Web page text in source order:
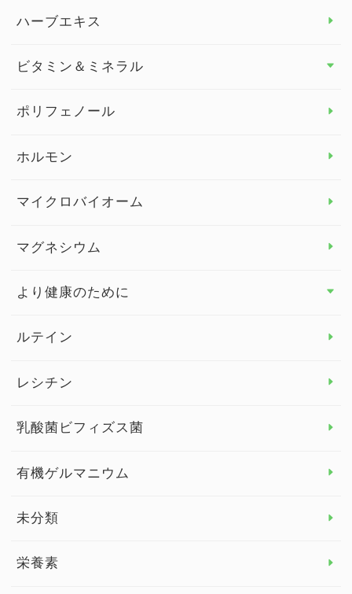
健康セミナー
ダイエット トップ
ハーブエキス
ビタミン＆ミネラル
ビタミン＆ミネラル トップ
ビタミンE
ポリフェノール
ホルモン
マイクロバイオーム
マグネシウム
より健康のために
より健康のために トップ
眼の健康
睡眠
ルテイン
レシチン
乳酸菌ビフィズス菌
有機ゲルマニウム
未分類
栄養素